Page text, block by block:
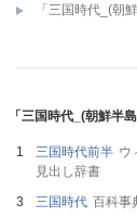
「三国時代_(朝
「三国時代_(朝鮮半
三国時代前半 ウ
見出し辞書
三国時代 百科事